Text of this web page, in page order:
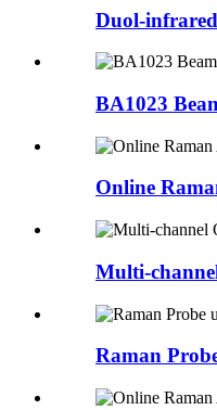
Duol-
BA1023
Online
Multi-
Raman